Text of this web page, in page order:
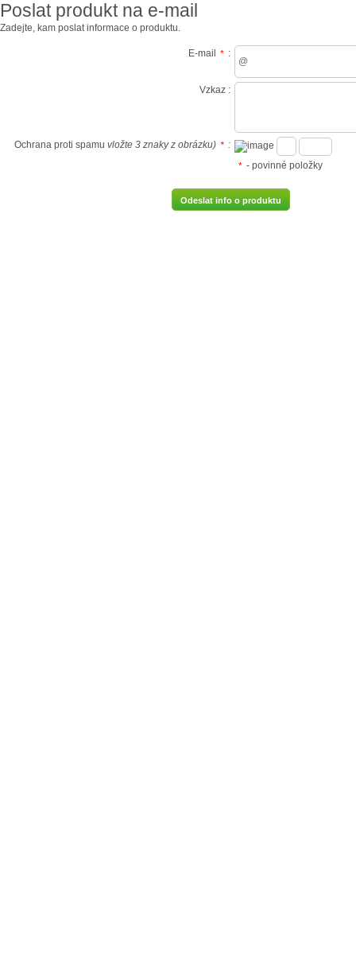
Poslat produkt na e-mail
Zadejte, kam poslat informace o produktu.
E-mail * :
Vzkaz :
Ochrana proti spamu vložte 3 znaky z obrázku) * :
* - povinné položky